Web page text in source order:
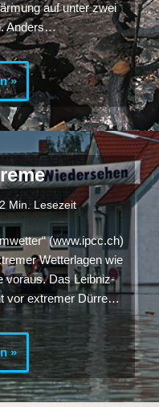
auf unter zwei
Anders…
»
2 Min. Lesezeit
(www.ipcc.ch)
Wetterlagen wie
voraus. Das Leibniz-
vor extremer Dürre…
»